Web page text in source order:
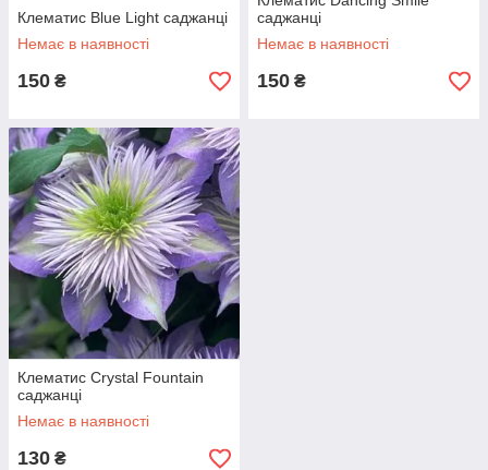
Клематис Blue Light саджанці
Немає в наявності
150 ₴
саджанці
Немає в наявності
150 ₴
Клематис Crystal Fountain
саджанці
Немає в наявності
130 ₴